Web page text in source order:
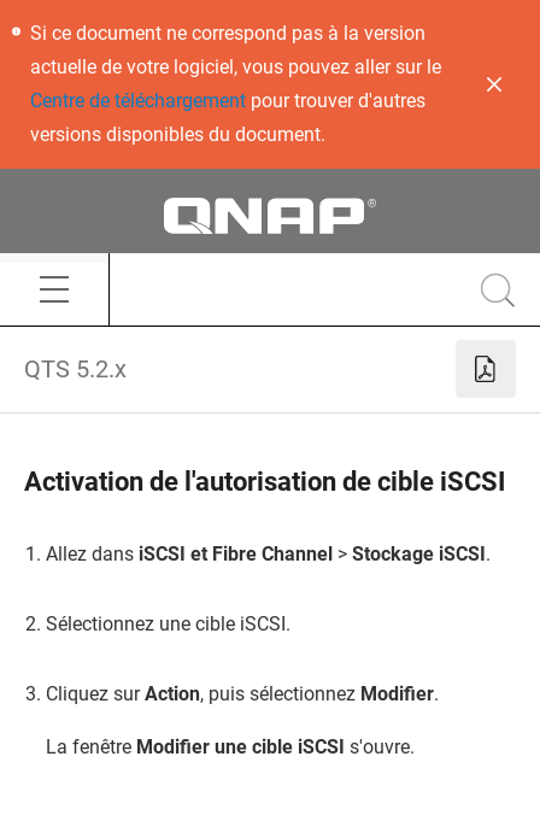
Si ce document ne correspond pas à la version
actuelle de votre logiciel, vous pouvez aller sur le
Centre de téléchargementpour trouver d'autres
versions disponibles du document.
QTS 5.2.x
Activation de l'autorisation de cible iSCSI
Allez dans iSCSI et Fibre Channel > Stockage iSCSI.
Sélectionnez une cible iSCSI.
Cliquez surAction, puis sélectionnez Modifier.
La fenêtre Modifier une cible iSCSI s'ouvre.